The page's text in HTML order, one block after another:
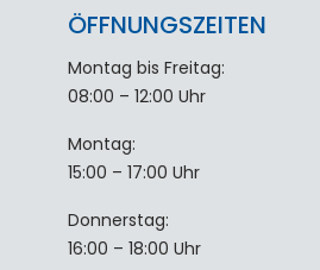
ÖFFNUNGSZEITEN
Montag bis Freitag:
08:00 – 12:00 Uhr
Montag:
15:00 – 17:00 Uhr
Donnerstag:
16:00 – 18:00 Uhr